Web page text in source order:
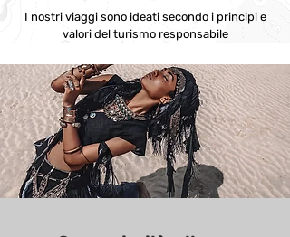
I nostri viaggi sono ideati secondo i principi e
valori del turismo responsabile